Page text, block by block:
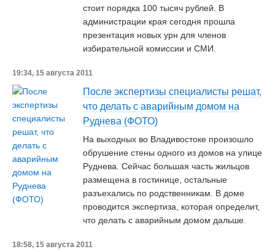
стоит порядка 100 тысяч рублей. В
администрации края сегодня прошла
презентация новых урн для членов
избирательной комиссии и СМИ.
19:34, 15 августа 2011
После экспертизы специалисты решат,
что делать с аварийным домом на
Руднева (ФОТО)
На выходных во Владивостоке произошло
обрушение стены одного из домов на улице
Руднева. Сейчас большая часть жильцов
размещена в гостинице, остальные
разъехались по родственникам. В доме
проводится экспертиза, которая определит,
что делать с аварийным домом дальше.
18:58, 15 августа 2011